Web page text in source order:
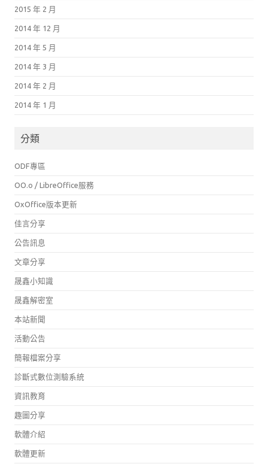
2015 年 2 月
2014 年 12 月
2014 年 5 月
2014 年 3 月
2014 年 2 月
2014 年 1 月
分類
ODF專區
OO.o / LibreOffice服務
OxOffice版本更新
佳言分享
公告訊息
文章分享
晟鑫小知識
晟鑫解密室
本站新聞
活動公告
簡報檔案分享
診斷式數位測驗系統
資訊教育
趣圖分享
軟體介紹
軟體更新